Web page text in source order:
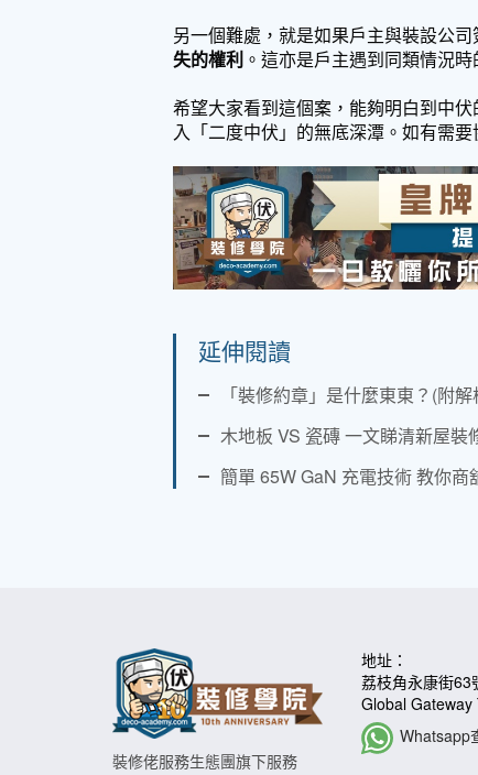
另一個難處，就是如果戶主與裝設公司
失的權利 。這亦是戶主遇到同類情況時
希望大家看到這個案，能夠明白到中
入「二度中伏」的無底深潭。如有需
延伸閱讀
「裝修約章」是什麼東東？(附
木地板 VS 瓷磚 一文睇清新屋裝
簡單 65W GaN 充電技術 教你
裝修佬服務生態團旗下服務
地址：
荔枝角永康街63
Global Gateway
Whatsapp